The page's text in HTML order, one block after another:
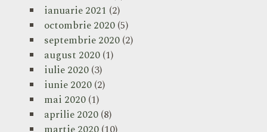
ianuarie 2021 (2)
octombrie 2020(5)
septembrie 2020(2)
august 2020(1)
iulie 2020(3)
iunie 2020(2)
mai 2020(1)
aprilie 2020(8)